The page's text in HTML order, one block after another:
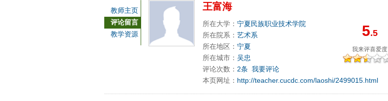
a
1dfbmath key98991 methodmultiply operand97996x
ca
1dfbsetx9899197996xxca 1dfbthisxca
1dfbxca12
3
1dfbzzzzzzzzbbbccccdddeeexcareplacezo
1printdf
b 9899197996 xca
AAABBBCCCdefine blablaenddefin
e dfbxyzendtemplate dfbCCCBBBAAA
dfb
dfb989919
dfbmath key98991 methodmulti
dfbsetx9899197996xxca
教师主页
评论留言
教学资源
王富海
5.5
我来评喜爱度
所在大学： 宁夏民族职业技术学院
所在院系： 艺术系
所在地区： 宁夏
所在城市： 吴忠
评论次数： 2条 我要评论
本页网址： http://teacher.cucdc.com/laoshi/2499015.html